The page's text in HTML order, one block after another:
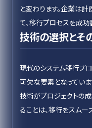
と変わります。企業は
て、移行プロセスを成功
技術の選択とそ
現代のシステム移行プ
可欠な要素となってい
技術がプロジェクトの
ることは、移行をスム